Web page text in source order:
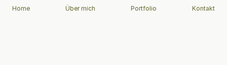
Home Über mich Portfolio Kontakt